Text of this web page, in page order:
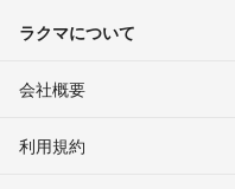
ラクマについて
会社概要
利用規約